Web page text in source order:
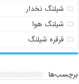
شیلنگ نخدار
شیلنگ هوا
قرقره شیلنگ
برچسب‌ها